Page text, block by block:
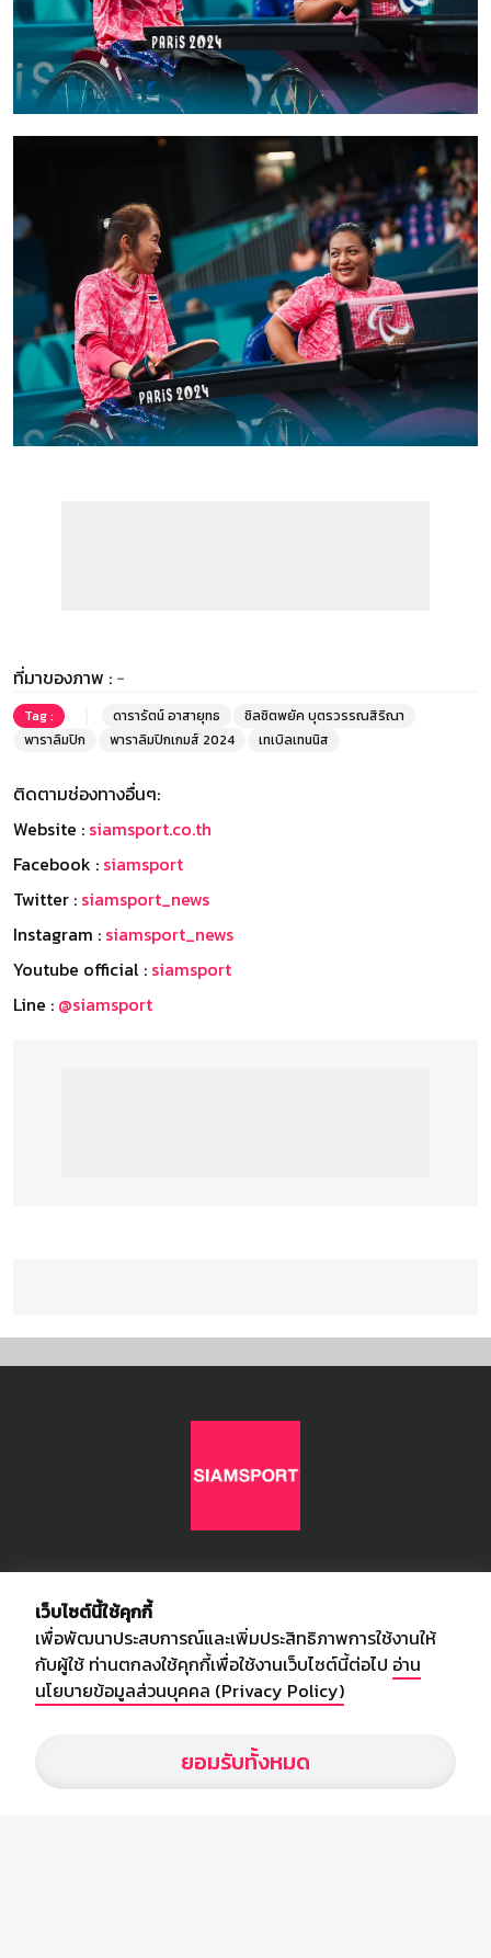
ที่มาของภาพ : -
Tag : ดารารัตน์ อาสายุทธ
ชิลชิตพยัค บุตรวรรณสิริณา
พาราลิมปิก
พาราลิมปิกเกมส์ 2024 เทเบิลเทนนิส
ติดตามช่องทางอื่นๆ:
Website : siamsport.co.th
Facebook : siamsport
Twitter : siamsport_news
Instagram : siamsport_news
Youtube official : siamsport
Line : @siamsport
อัพเดทข่าวสารวงการกีฬา ฟุตบอล ผลบอล ผลฟุตบอลทั่วโลก ฟรีเมียร์
ลีก ไทยลีก ฟุตบอลโลก ยูฟ่าแซมเปี้ยนส์ลีก พร้อมทั้งวิเคราะห์บอล จาก
สยามกีฬา สตาร์ชอคเก้อร์ สปอร์ตพูล
เว็บไซต์นี้ใช้คุกกี้
เพื่อพัฒนาประสบการณ์และเพิ่มประสิทธิภาพการใช้งานให้
กับผู้ใช้ ท่านตกลงใช้คุกกี้เพื่อใช้งานเว็บไซต์นี้ต่อไป อ่าน
นโยบายข้อมูลส่วนบุคคล (Privacy Policy)
ยอมรับทั้งหมด